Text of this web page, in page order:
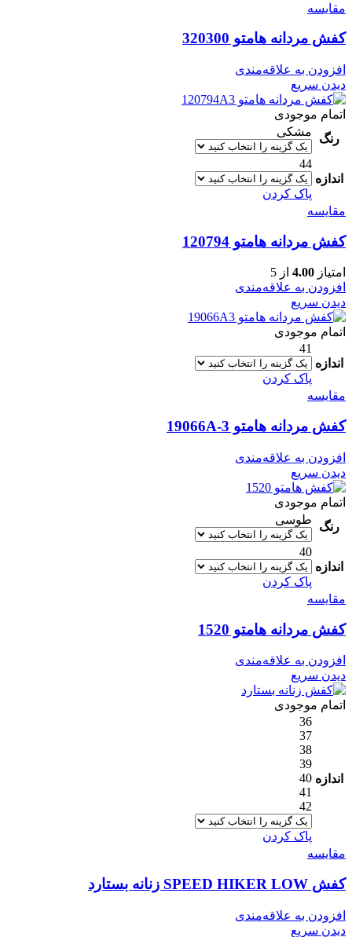
مقایسه
کفش مردانه هامتو 320300
افزودن به علاقه‌مندی
دیدن سریع
اتمام موجودی
رنگ
مشکی
اندازه
44
پاک کردن
مقایسه
کفش مردانه هامتو 120794
امتیاز 4.00 از 5
افزودن به علاقه‌مندی
دیدن سریع
اتمام موجودی
اندازه
41
پاک کردن
مقایسه
کفش مردانه هامتو 19066A-3
افزودن به علاقه‌مندی
دیدن سریع
اتمام موجودی
رنگ
طوسی
اندازه
40
پاک کردن
مقایسه
کفش مردانه هامتو 1520
افزودن به علاقه‌مندی
دیدن سریع
اتمام موجودی
اندازه
36
37
38
39
40
41
42
پاک کردن
مقایسه
کفش SPEED HIKER LOW زنانه بستارد
افزودن به علاقه‌مندی
دیدن سریع